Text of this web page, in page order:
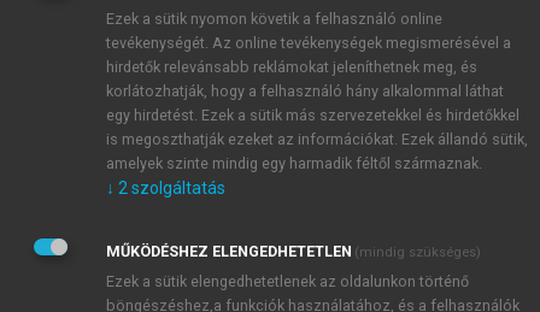
JELSZÓ ÚJRA
Kérek értesítést a MeRSZ újdonságairól, akcióiról.
Kérek értesítést az Akadémiai Kiadó Zrt. újdonságairól,
Adatkezelési tájékoztatóbanfoglaltakat tudomásul
veszem és elfogadom.
Általános vásárlási feltételeket, valamint a szotar.netés a
Ezek a sütik nyomon követik a felhasználó online
tevékenységét. Az online tevékenységek megismerésével a
hirdetők relevánsabb reklámokat jeleníthetnek meg, és
korlátozhatják, hogy a felhasználó hány alkalommal láthat
egy hirdetést. Ezek a sütik más szervezetekkel és hirdetőkkel
is megoszthatják ezeket az információkat. Ezek állandó sütik,
amelyek szinte mindig egy harmadik féltől származnak.
↓ 2 szolgáltatás
MŰKÖDÉSHEZ ELENGEDHETETLEN (mindig szükséges)
Ezek a sütik elengedhetetlenek az oldalunkon történő
böngészéshez,a funkciók használatához, és a felhasználók